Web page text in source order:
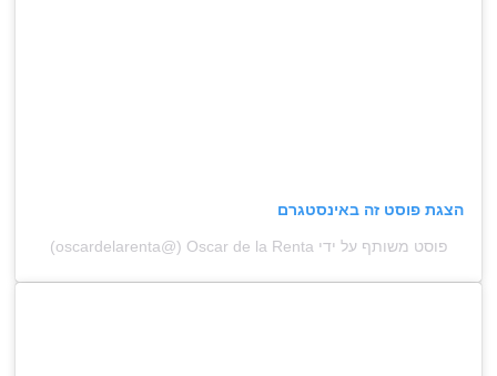
הצגת פוסט זה באינסטגרם
פוסט משותף על ידי ‏‎Oscar de la Renta‎‏ (@‏‎oscardelarenta‎‏)